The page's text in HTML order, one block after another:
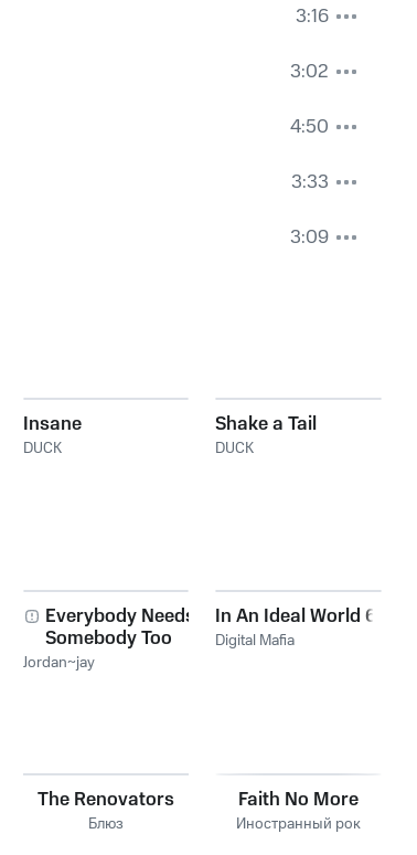
3:16
3:02
4:50
3:33
3:09
Insane
DUCK
Shake a Tail
DUCK
Everybody Needs
Somebody Too
Jordan~jay
In An Ideal World 6
Digital Mafia
The Renovators
Блюз
Faith No More
Иностранный рок